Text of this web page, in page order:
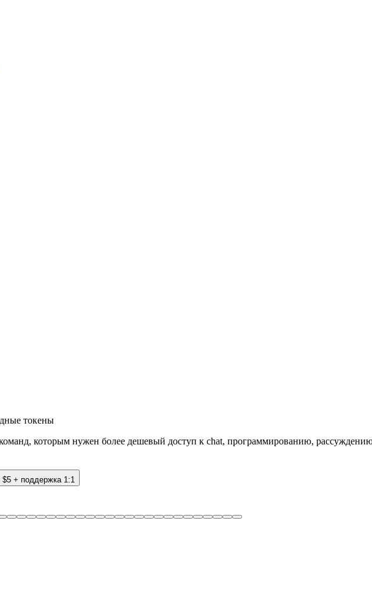
токены
которым нужен более дешевый доступ к chat, программированию,
$5 + поддержка 1:1